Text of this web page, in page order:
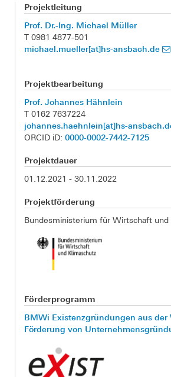
Projektleitung
Prof. Dr.-Ing. Michael Müller
T 0981 4877-501
michael.mueller[at]hs-ansbach.de
Projektbearbeitung
Prof. Johannes Hähnlein
T 0162 7637224
johannes.haehnlein[at]hs-
ORCID iD: 0000-0002-7442-7125
Projektdauer
01.12.2021 - 30.11.2022
Projektförderung
Bundesministerium für Wirtschaft und
Förderprogramm
BMWi Existenzgründungen aus der
Förderung von